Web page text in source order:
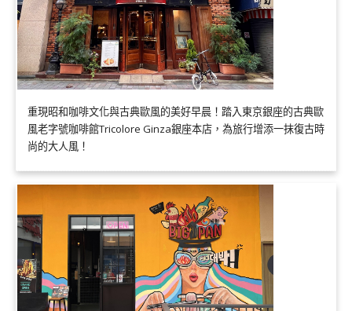
重現昭和咖啡文化與古典歐風的美好早晨！踏入東京銀座的古典歐
風老字號咖啡館Tricolore Ginza銀座本店，為旅行增添一抹復古時
尚的大人風！